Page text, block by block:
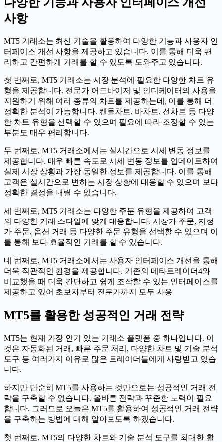
사항
MT5 거래소는 최신 기술을 활용하여 다양한 기능과 사용자 인
터페이스 개선 사항을 제공하고 있습니다. 이를 통해 더욱 편
리하고 간편하게 거래를 할 수 있도록 도와주고 있습니다.
첫 번째로, MT5 거래소는 시장 분석에 필요한 다양한 차트 유
형을 제공합니다. 전문가 어드바이저 및 인디케이터의 사용을
지원하기 위해 여러 종류의 차트를 제공하는데, 이를 통해 더
정확한 분석이 가능합니다. 캔들차트, 바차트, 선차트 등 다양
한 차트 유형을 선택할 수 있으며 필요에 따라 조정할 수 있는
부분도 매우 편리합니다.
두 번째로, MT5 거래소에서는 실시간으로 시세 변동 정보를
제공합니다. 매우 빠른 속도로 시세 변동 정보를 업데이트하여
실제 시장 상황과 가장 동일한 정보를 제공합니다. 이를 통해
고객은 실시간으로 변하는 시장 상황에 대응할 수 있으며 보다
정확한 결정을 내릴 수 있습니다.
세 번째로, MT5 거래소는 다양한 주문 유형을 제공하여 고객
의 다양한 거래 스타일에 맞게 대응합니다. 시장가 주문, 지정
가 주문, 옵션 거래 등 다양한 주문 유형을 선택할 수 있으며 이
를 통해 보다 효율적인 거래를 할 수 있습니다.
네 번째로, MT5 거래소에서는 사용자 인터페이스 개선을 통해
더욱 직관적인 환경을 제공합니다. 기존의 메타트레이더4와
비교했을 때 더욱 간단하고 쉽게 조작할 수 있는 인터페이스를
제공하고 있어 초보자부터 전문가까지 모두 사용
MT5를 활용한 성공적인 거래 전략
MT5는 현재 가장 인기 있는 거래소 플랫폼 중 하나입니다. 이
것은 자동화된 거래, 빠른 주문 처리, 다양한 차트 및 기술 분석
도구 등 여러가지 이유로 많은 트레이더들에게 사랑받고 있습
니다.
하지만 단순히 MT5를 사용하는 것만으로는 성공적인 거래 전
략을 구축할 수 없습니다. 올바른 전략과 꾸준한 노력이 필요
합니다. 그러므로 오늘은 MT5를 활용하여 성공적인 거래 전략
을 구축하는 방법에 대해 알아보도록 하겠습니다.
첫 번째로, MT5의 다양한 차트와 기술 분석 도구를 최대한 활